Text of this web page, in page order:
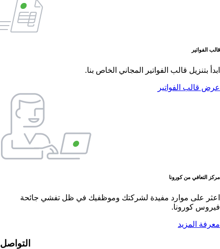
قالب الفواتير
ابدأ بتنزيل قالب الفواتير المجاني الخاص بنا.
عرض قالب الفواتير
مركز التعافي من كورونا
اعثر على موارد مفيدة لشركتك وموظفيك في ظل تفشي جائحة
فيروس كورونا.
معرفة المزيد
التواصل